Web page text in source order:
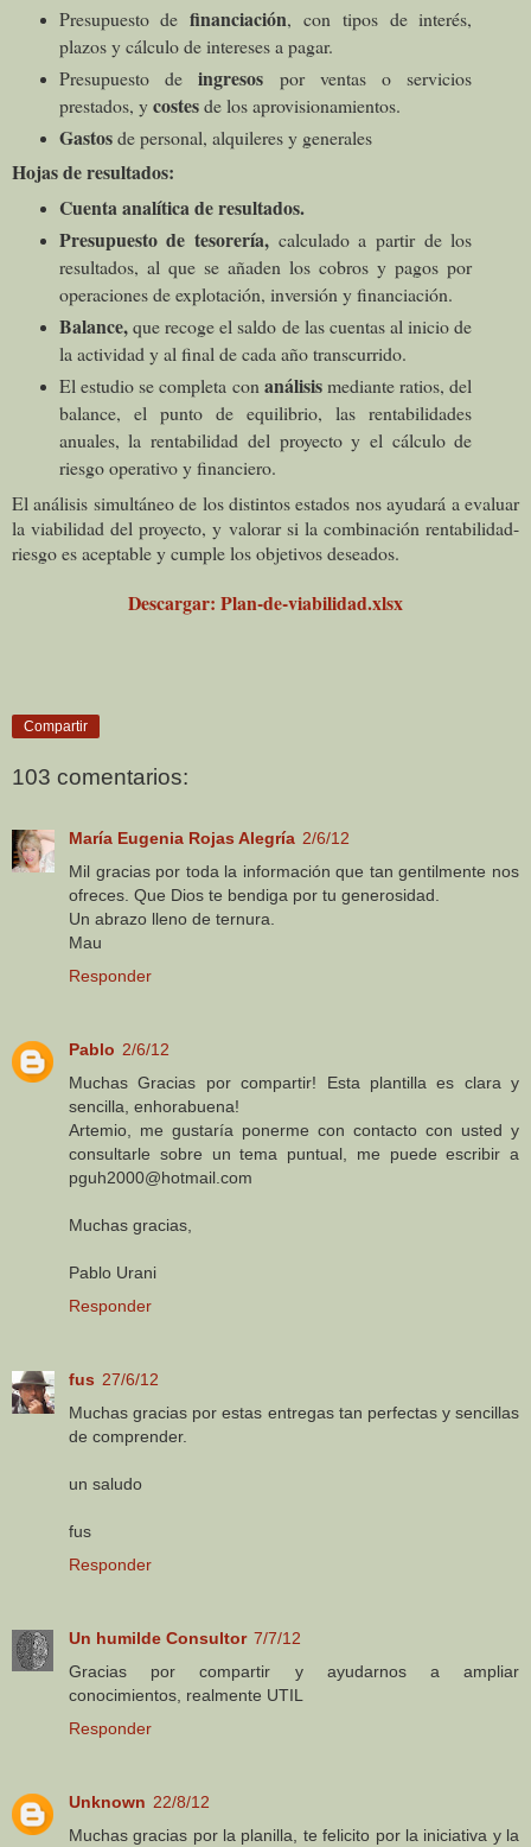
Presupuesto definanciación, con tipos de interés,
plazos y cálculo de intereses a pagar.
Presupuesto deingresos por ventas o servicios
prestados, ycostesde los aprovisionamientos.
Gastosde personal, alquileres y generales
Hojas de resultados:
Cuenta analítica de resultados.
Presupuesto de tesorería,calculado a partir de los
resultados, al que se añaden los cobros y pagos por
operaciones de explotación, inversión y financiación.
Balance,que recoge el saldo de las cuentas al inicio de
la actividad y al final de cada año transcurrido.
El estudio se completa con análisismediante ratios, del
balance, el punto de equilibrio, las rentabilidades
anuales, la rentabilidad del proyecto y el cálculo de
riesgo operativo y financiero.
El análisis simultáneo de los distintos estados nos ayudará a evaluar
la viabilidad del proyecto, y valorar si la combinación rentabilidad-
riesgo es aceptable y cumple los objetivos deseados.
Descargar: Plan-de-viabilidad.xlsx
Compartir
103 comentarios:
María Eugenia Rojas Alegría 2/6/12
Mil gracias por toda la información que tan gentilmente nos
ofreces. Que Dios te bendiga por tu generosidad.
Un abrazo lleno de ternura.
Mau
Responder
Pablo 2/6/12
Muchas Gracias por compartir! Esta plantilla es clara y
sencilla, enhorabuena!
Artemio, me gustaría ponerme con contacto con usted y
consultarle sobre un tema puntual, me puede escribir a
pguh2000@hotmail.com
Muchas gracias,
Pablo Urani
Responder
fus 27/6/12
Muchas gracias por estas entregas tan perfectas y sencillas
de comprender.
un saludo
fus
Responder
Un humilde Consultor 7/7/12
Gracias por compartir y ayudarnos a ampliar
conocimientos, realmente UTIL
Responder
Unknown 22/8/12
Muchas gracias por la planilla, te felicito por la iniciativa y la